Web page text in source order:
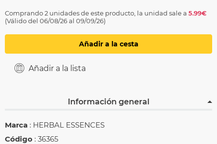
Comprando 2 unidades de este producto, la unidad sale a 5.99€
(Válido del 06/08/26 al 09/09/26)
Añadir a la cesta
Añadir a la lista
Información general
Marca : HERBAL ESSENCES
Código : 36365